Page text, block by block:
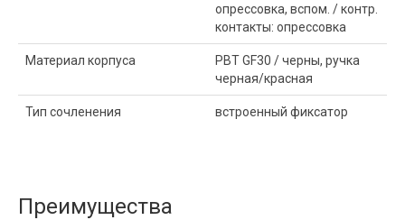
опрессовка, вспом. / контр.
контакты: опрессовка
Материал корпуса
PBT GF30 / черны, ручка
черная/красная
Тип сочленения встроенный фиксатор
Преимущества